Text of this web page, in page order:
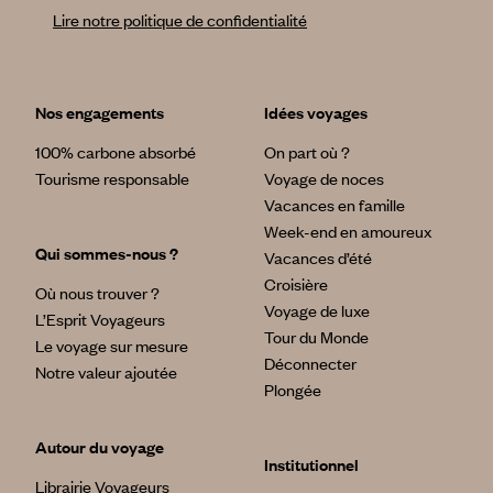
Lire notre politique de confidentialité
Nos engagements
100% carbone absorbé
Tourisme responsable
Qui sommes-nous ?
Où nous trouver ?
L’Esprit Voyageurs
Le voyage sur mesure
Notre valeur ajoutée
Autour du voyage
Librairie Voyageurs
Idées voyages
On part où ?
Voyage de noces
Vacances en famille
Week-end en amoureux
Vacances d’été
Croisière
Voyage de luxe
Tour du Monde
Déconnecter
Plongée
Institutionnel